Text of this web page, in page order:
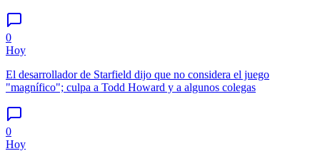
0
Hoy
El desarrollador de Starfield dijo que no considera el juego
"magnífico"; culpa a Todd Howard y a algunos colegas
0
Hoy